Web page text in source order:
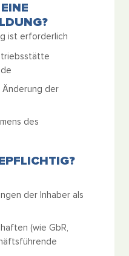
ist erforderlich
der
des
der Inhaber als
(wie GbR,